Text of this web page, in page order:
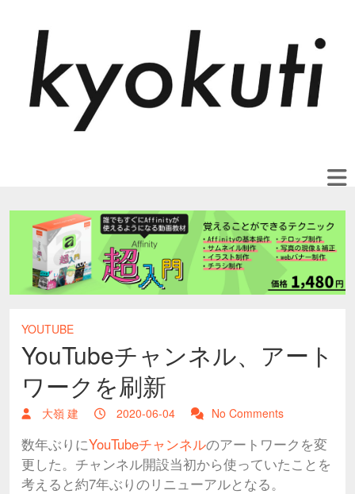
YOUTUBE
YouTubeチャンネル、アート
ワークを刷新
大嶺 建 2020-06-04 No Comments
数年ぶりにYouTubeチャンネルのアートワークを変
更した。チャンネル開設当初から使っていたことを
考えると約7年ぶりのリニューアルとなる。